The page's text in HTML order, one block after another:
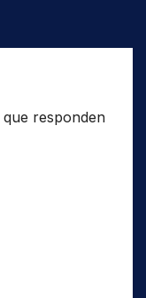
que responden